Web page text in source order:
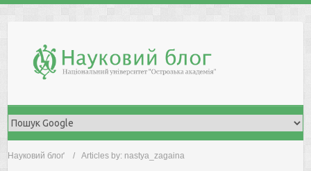
Науковий блоґ Articles by: nastya_zagaina